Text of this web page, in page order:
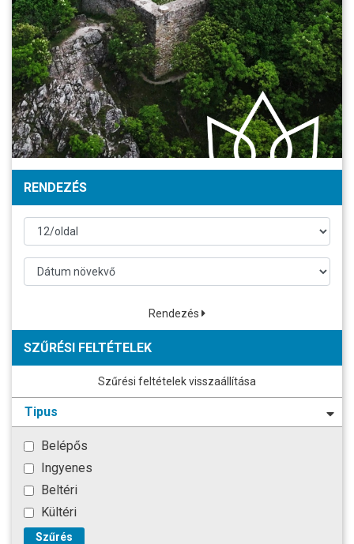
RENDEZÉS
Rendezés
SZŰRÉSI FELTÉTELEK
Szűrési feltételek visszaállítása
Tipus
Belépős
Ingyenes
Beltéri
Kültéri
Szűrés